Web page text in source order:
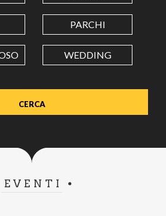
Use dot (.) as decimal separator.
PARCHI
WEDDING
EVENTI